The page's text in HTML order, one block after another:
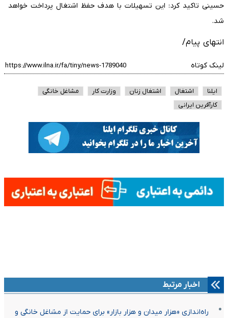
حسینی تاکید کرد: این تسهیلات با هدف حفظ اشتغال پرداخت خواهد
شد.
انتهای پیام/
لینک کوتاه
ایلنا اشتغال اشتغال زنان وزارت کار
مشاغل خانگی
کارآفرین ایرانی
اخبار مرتبط
راه‌اندازی «هزار میدان و هزار بازار» برای حمایت از مشاغل خانگی و